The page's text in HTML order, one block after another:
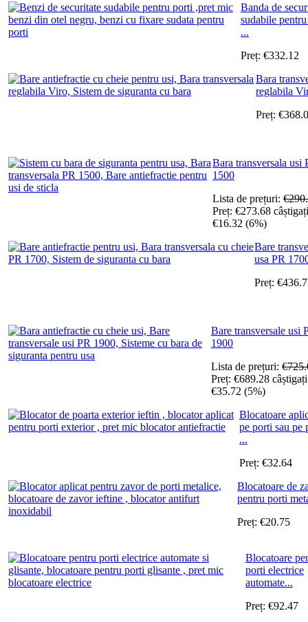
Banda de
sudabile
...
Preț: €332.12
Bara
reglabila
Preț: €
Bara transversala usi
1500
Lista de prețuri: €
Preț: €273.68
€16.32 (6%)
Bare
usa PR
Preț: €
Bare transversale usi
1900
Lista de prețuri: €
Preț: €689.28
€35.72 (5%)
Blocatoare
pe porti sau pe
...
Preț: €32.64
Blocatoare de
pentru porti
Preț: €20.75
Blocatoare
porti electrice
automate...
Preț: €92.47